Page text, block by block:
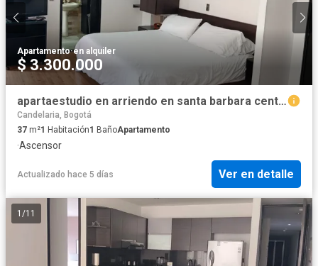
Apartamento·en alquiler
$ 3.300.000
apartaestudio en arriendo en santa barbara central-usaquén. Cod A51915
Candelaria, Bogotá
37 m²1 Habitación1 BañoApartamento
·Ascensor
Actualizado hace 5 días Ver en detalle
1 /11